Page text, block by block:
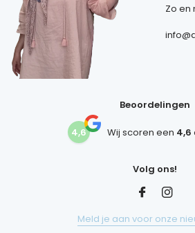
Zo en
Beoordelingen
4,6 Wij scoren een 4,6
Volg ons!
Meld je aan voor onze